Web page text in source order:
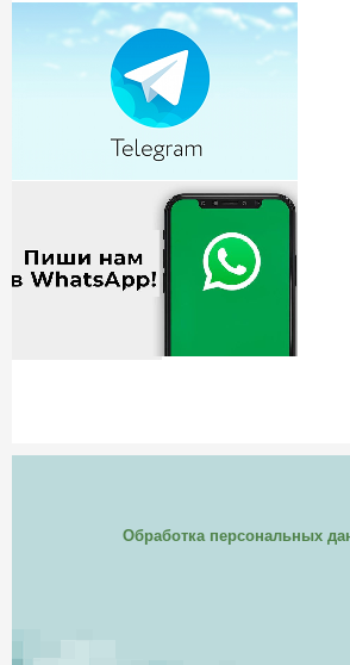
Обработка персональных